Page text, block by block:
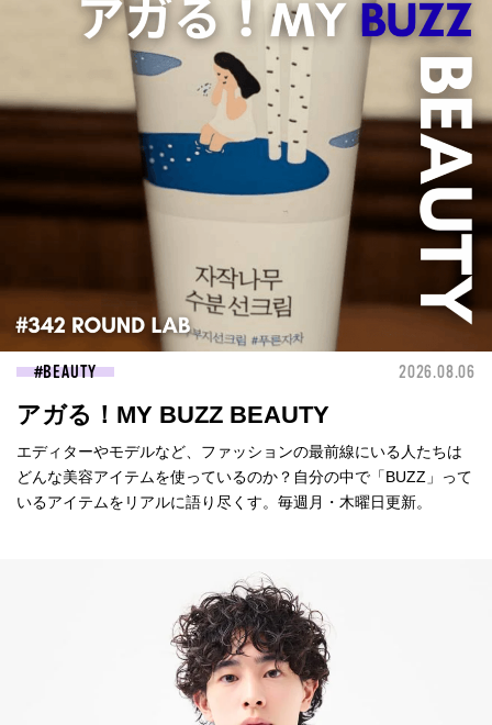
BEAUTY 2026.08.06
アガる！MY BUZZ BEAUTY
エディターやモデルなど、ファッションの最前線にいる人たちは
どんな美容アイテムを使っているのか？自分の中で「BUZZ」って
いるアイテムをリアルに語り尽くす。毎週月・木曜日更新。